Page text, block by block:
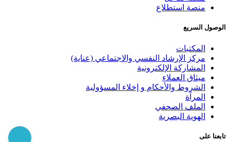
منصة استطلاع
الوصول السريع
المكتبات
مركز الإرشاد النفسي والاجتماعي (عناية)
المشاركة الإلكترونية
ميثاق العملاء
الشروط والأحكام و إخلاء المسؤولية
المرآة
الملف الصحفي
الهوية البصرية
تابعنا على